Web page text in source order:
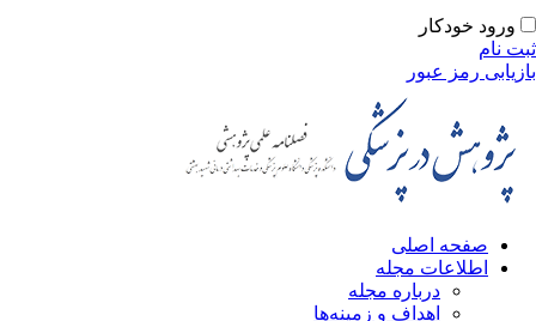
ورود خودکار
نام
رمز عبور
صفحه اصلی
اطلاعات مجله
درباره مجله
اهداف و زمینه‌ها